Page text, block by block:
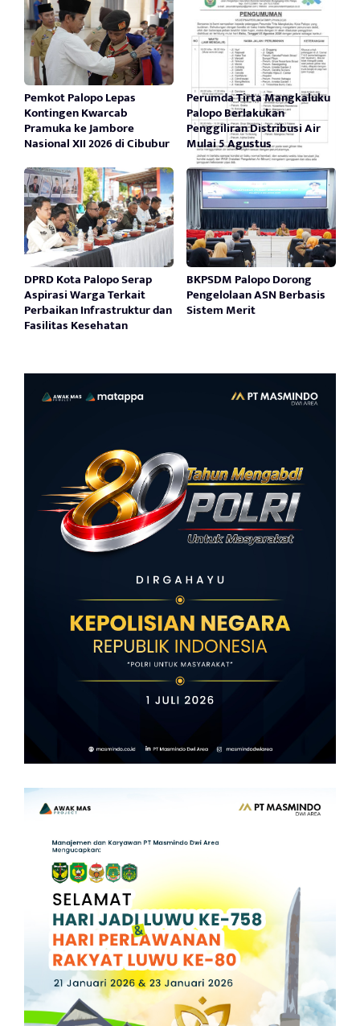
Pemkot Palopo Lepas
Kontingen Kwarcab
Pramuka ke Jambore
Nasional XII 2026 di Cibubur
Perumda Tirta Mangkaluku
Palopo Berlakukan
Penggiliran Distribusi Air
Mulai 5 Agustus
DPRD Kota Palopo Serap
Aspirasi Warga Terkait
Perbaikan Infrastruktur dan
Fasilitas Kesehatan
BKPSDM Palopo Dorong
Pengelolaan ASN Berbasis
Sistem Merit